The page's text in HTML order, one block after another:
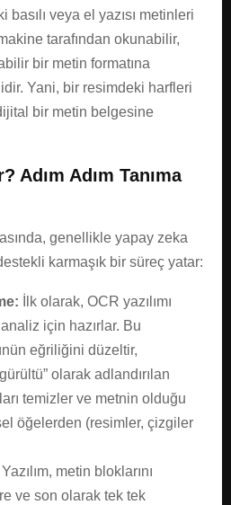
veya el yazısı metinleri
tarafından okunabilir,
bir metin formatına
Yani, bir resimdeki harfleri
bir metin belgesine
Adım Adım Tanıma
genellikle yapay zeka
karmaşık bir süreç yatar:
İlk olarak, OCR yazılımı
için hazırlar. Bu
eğriliğini düzeltir,
olarak adlandırılan
temizler ve metnin olduğu
öğelerden (resimler, çizgiler
Yazılım, metin bloklarını
ve son olarak tek tek